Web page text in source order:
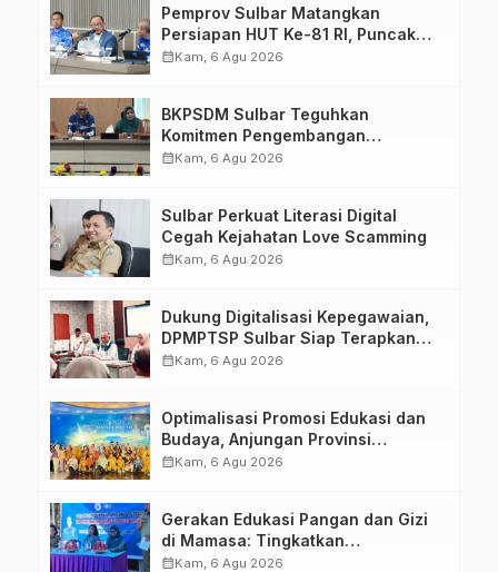
Pemprov Sulbar Matangkan
Persiapan HUT Ke-81 RI, Puncak
Upacara di Lapangan Ahmad
calendar_monthKam, 6 Agu 2026
BKPSDM Sulbar Teguhkan
Komitmen Pengembangan
Kompetensi ASN melalui
calendar_monthKam, 6 Agu 2026
Sulbar Perkuat Literasi Digital
Cegah Kejahatan Love Scamming
calendar_monthKam, 6 Agu 2026
Dukung Digitalisasi Kepegawaian,
DPMPTSP Sulbar Siap Terapkan
Aplikasi FLEKSI ASN
calendar_monthKam, 6 Agu 2026
Optimalisasi Promosi Edukasi dan
Budaya, Anjungan Provinsi
Sulawesi Barat Perkuat Kolaborasi
calendar_monthKam, 6 Agu 2026
Gerakan Edukasi Pangan dan Gizi
di Mamasa: Tingkatkan
Pengetahuan dan Keterampilan
calendar_monthKam, 6 Agu 2026